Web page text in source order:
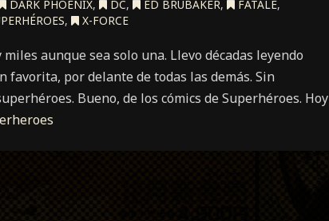
DARK PHOENIX, DC, ED BRUBAKER, FATALE,
, X-FORCE
aunque sea solo una. Llevo décadas leyendo
favorita, por delante de todas las demás. Sin
Bueno, de los cómics de Superhéroes. Hoy